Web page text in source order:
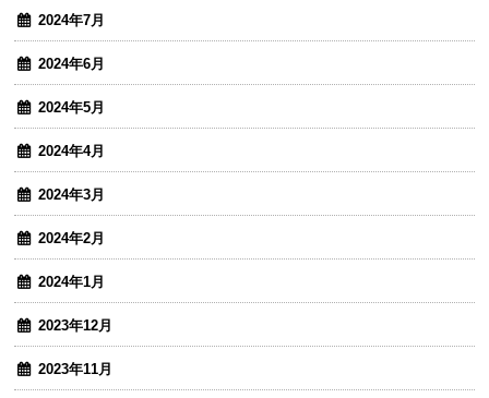
2024年7月
2024年6月
2024年5月
2024年4月
2024年3月
2024年2月
2024年1月
2023年12月
2023年11月